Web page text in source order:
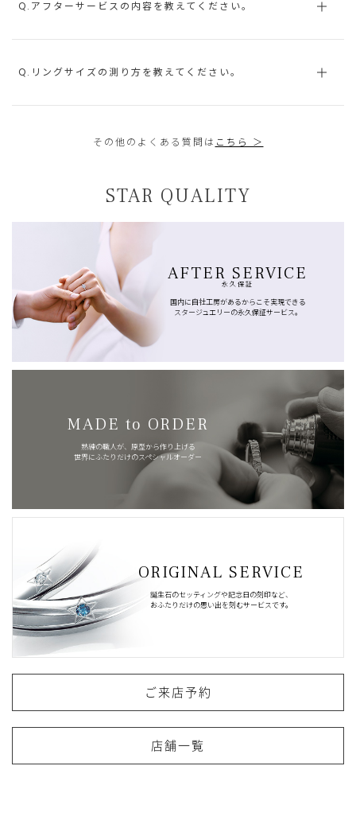
Q.アフターサービスの内容を教えてください。
Q.リングサイズの測り方を教えてください。
その他のよくある質問は こちら ＞
STAR QUALITY
AFTER SERVICE
永久保証
国内に自社工房があるからこそ実現できる
スタージュエリーの永久保証サービス。
MADE to ORDER
熟練の職人が、原型から作り上げる
世界にふたりだけのスペシャルオーダー
ORIGINAL SERVICE
誕生石のセッティングや記念日の刻印など、
おふたりだけの思い出を刻むサービスです。
ご来店予約
店舗一覧